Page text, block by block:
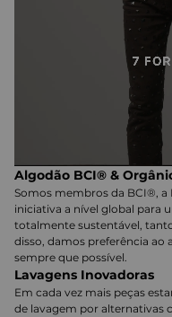
Algodão BCI® &
Somos membros da BCI®,
iniciativa a nível global para
totalmente sustentável,
disso, damos preferência ao
sempre que possível.
Lavagens Inovadoras
Em cada vez mais peças
de lavagem por alternativas